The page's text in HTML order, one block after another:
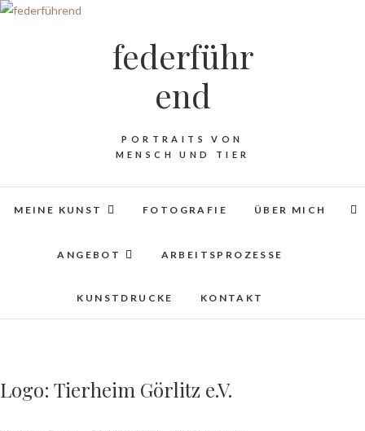
federführ
end
PORTRAITS VON
MENSCH UND TIER
MEINE KUNST FOTOGRAFIE ÜBER MICH
ANGEBOT ARBEITSPROZESSE
KUNSTDRUCKE KONTAKT
Logo: Tierheim Görlitz e.V.